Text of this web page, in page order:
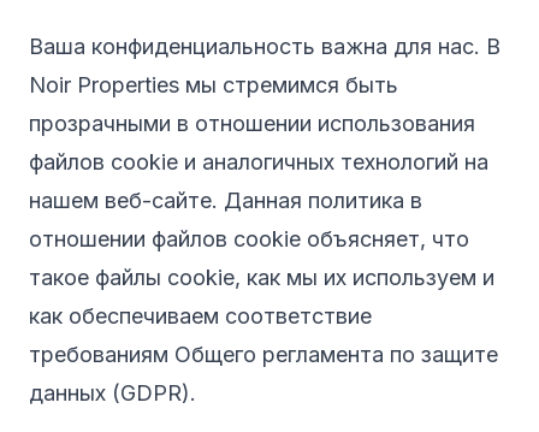
Ваша конфиденциальность важна для нас. В
Noir Properties мы стремимся быть
прозрачными в отношении использования
файлов cookie и аналогичных технологий на
нашем веб-сайте. Данная политика в
отношении файлов cookie объясняет, что
такое файлы cookie, как мы их используем и
как обеспечиваем соответствие
требованиям Общего регламента по защите
данных (GDPR).